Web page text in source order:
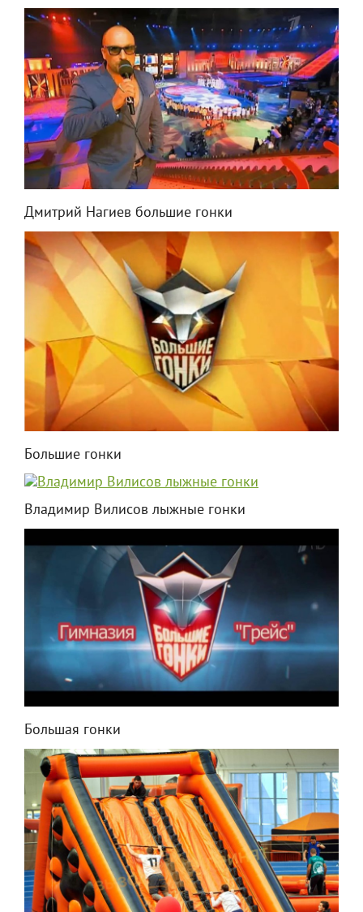
Дмитрий Нагиев большие гонки
Большие гонки
Владимир Вилисов лыжные гонки
Большая гонки